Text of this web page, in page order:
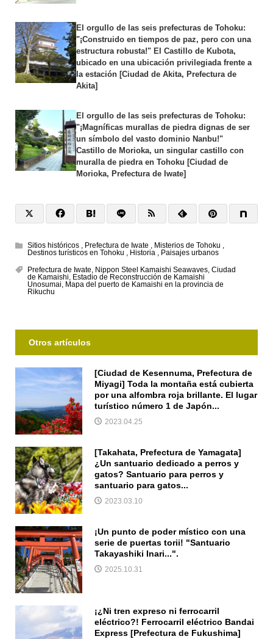
El orgullo de las seis prefecturas de Tohoku:
"¡Construido en tiempos de paz, pero con una
estructura robusta!" El Castillo de Kubota,
ubicado en una ubicación privilegiada frente a
la estación [Ciudad de Akita, Prefectura de
Akita]
El orgullo de las seis prefecturas de Tohoku:
"¡Magníficas murallas de piedra dignas de ser
un símbolo del vasto dominio Nanbu!"
Castillo de Morioka, un singular castillo con
muralla de piedra en Tohoku [Ciudad de
Morioka, Prefectura de Iwate]
Sitios históricos, Prefectura de Iwate , Misterios de Tohoku ,
Destinos turísticos en Tohoku , Historia, Paisajes urbanos
Prefectura de Iwate, Nippon Steel Kamaishi Seawaves, Ciudad
de Kamaishi, Estadio de Reconstrucción de Kamaishi
Unosumai, Mapa del puerto de Kamaishi en la provincia de
Rikuchu
Otros artículos
[Ciudad de Kesennuma, Prefectura de
Miyagi] Toda la montaña está cubierta
por una alfombra roja brillante. El lugar
turístico número 1 de Japón...
2023.04.25
[Takahata, Prefectura de Yamagata]
¿Un santuario dedicado a perros y
gatos? Santuario para perros y
santuario para gatos...
2023.03.10
¡Un punto de poder místico con una
serie de puertas torii! "Santuario
Takayashiki Inari...".
2025.10.31
¡¿Ni tren expreso ni ferrocarril
eléctrico?! Ferrocarril eléctrico Bandai
Express [Prefectura de Fukushima]